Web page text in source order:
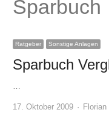
Sparbuch
Ratgeber Sonstige Anlagen
Sparbuch
…
17. Oktober 2009 Author
Florian